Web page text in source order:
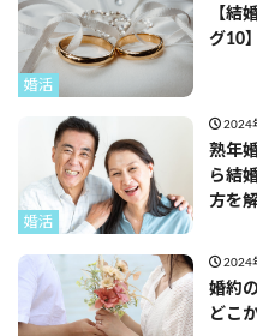
婚活
【結
グ10
婚活
2024
熟年
ら結
方を
2024
婚約
どこ